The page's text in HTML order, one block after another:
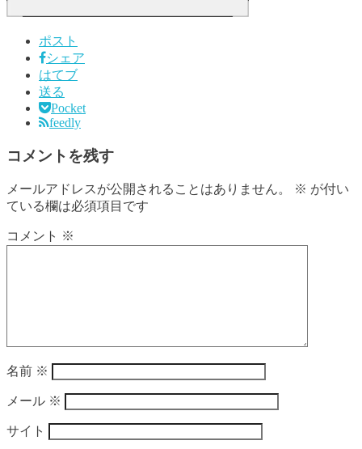
ポスト
シェア
はてブ
送る
Pocket
feedly
コメントを残す
メールアドレスが公開されることはありません。 ※ が付い
ている欄は必須項目です
コメント ※
名前 ※
メール ※
サイト